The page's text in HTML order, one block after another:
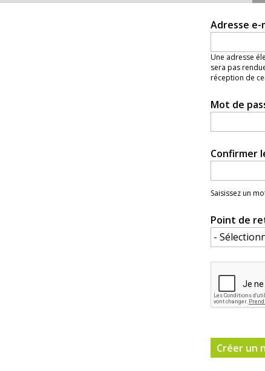
principaux
Adresse e-
Une adresse
sera pas
réception de
Mot de
Confirmer
Saisissez un
Point de